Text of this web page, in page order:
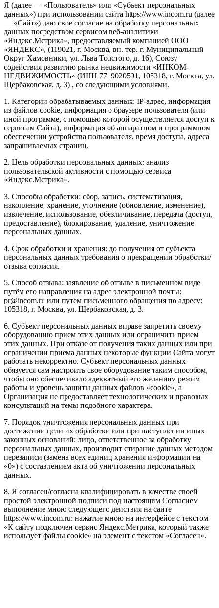
Я (далее — «Пользователь» или «Субъект персональных
данных») при использовании сайта https://www.incom.ru (далее
— «Сайт») даю свое согласие на обработку персональных
данных посредством сервисом веб-аналитики
«Яндекс.Метрика», предоставляемый компанией ООО
«ЯНДЕКС», (119021, г. Москва, вн. тер. г. Муниципальный
Округ Хамовники, ул. Льва Толстого, д. 16), Союзу
содействия развитию рынка недвижимости «ИНКОМ-
НЕДВИЖИМОСТЬ» (ИНН 7719020591, 105318, г. Москва, ул.
Щербаковская, д. 3) , со следующими условиями.
1. Категории обрабатываемых данных: IP-адрес, информация
из файлов cookie, информация о браузере пользователя (или
иной программе, с помощью которой осуществляется доступ к
сервисам Сайта), информация об аппаратном и программном
обеспечении устройства пользователя, время доступа, адреса
запрашиваемых страниц.
2. Цель обработки персональных данных: анализ
пользовательской активности с помощью сервиса
«Яндекс.Метрика».
3. Способы обработки: сбор, запись, систематизация,
накопление, хранение, уточнение (обновление, изменение),
извлечение, использование, обезличивание, передача (доступ,
предоставление), блокирование, удаление, уничтожение
персональных данных.
4. Срок обработки и хранения: до получения от субъекта
персональных данных требования о прекращении обработки/
отзыва согласия.
5. Способ отзыва: заявление об отзыве в письменном виде
путём его направления на адрес электронной почты:
pr@incom.ru или путем письменного обращения по адресу:
105318, г. Москва, ул. Щербаковская, д. 3.
6. Субъект персональных данных вправе запретить своему
оборудованию прием этих данных или ограничить прием
этих данных. При отказе от получения таких данных или при
ограничении приема данных некоторые функции Сайта могут
работать некорректно. Субъект персональных данных
обязуется сам настроить свое оборудование таким способом,
чтобы оно обеспечивало адекватный его желаниям режим
работы и уровень защиты данных файлов «cookie», а
Организация не предоставляет технологических и правовых
консультаций на темы подобного характера.
7. Порядок уничтожения персональных данных при
достижении цели их обработки или при наступлении иных
законных оснований: лицо, ответственное за обработку
персональных данных, производит стирание данных методом
перезаписи (замена всех единиц хранения информации на
«0») с составлением акта об уничтожении персональных
данных.
8. Я согласен/согласна квалифицировать в качестве своей
простой электронной подписи под настоящим Согласием
выполнение мною следующего действия на сайте
https://www.incom.ru: нажатие мною на интерфейсе с текстом
«К сайту подключен сервис Яндекс.Метрика, который также
использует файлы cookie» на элемент с текстом «Согласен».